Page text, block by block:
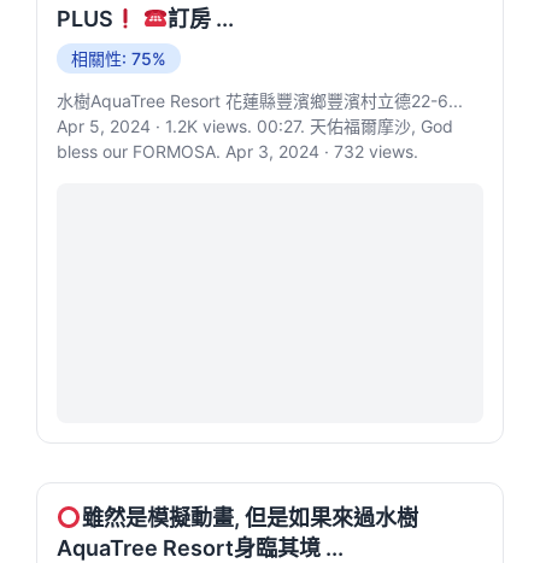
PLUS
訂房 ...
相關性: 75%
水樹AquaTree Resort 花蓮縣豐濱鄉豐濱村立德22-6...
Apr 5, 2024 · 1.2K views. 00:27. 天佑福爾摩沙, God
bless our FORMOSA. Apr 3, 2024 · 732 views.
雖然是模擬動畫, 但是如果來過水樹
AquaTree Resort身臨其境 ...